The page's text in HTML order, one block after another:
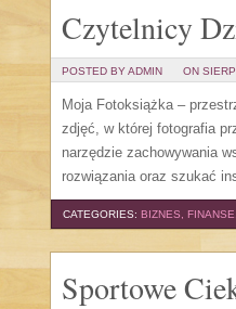
Czytelnicy
POSTED BY ADMIN ON
Moja Fotoksiążka –
zdjęć, w której fotografia
narzędzie zachowywania
rozwiązania oraz szukać
CATEGORIES: BIZNES,
Sportowe